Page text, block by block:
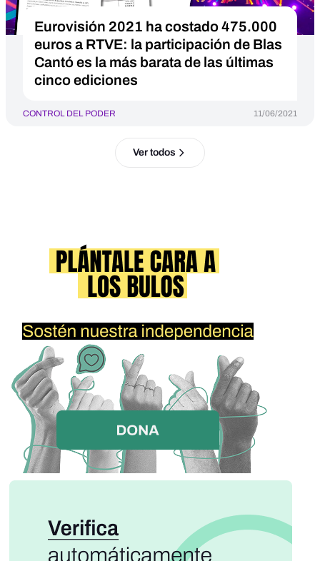
Eurovisión 2021 ha costado 475.000
euros a RTVE: la participación de Blas
Cantó es la más barata de las últimas
cinco ediciones
CONTROL DEL PODER 11/06/2021
Ver todos